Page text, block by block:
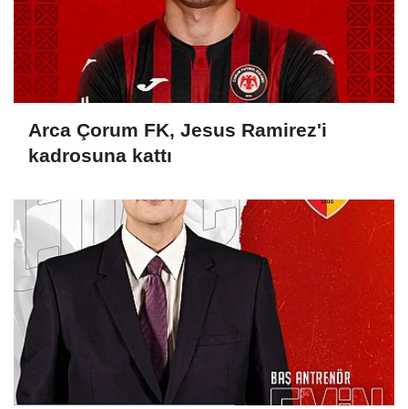
Arca Çorum FK, Jesus Ramirez'i
kadrosuna kattı